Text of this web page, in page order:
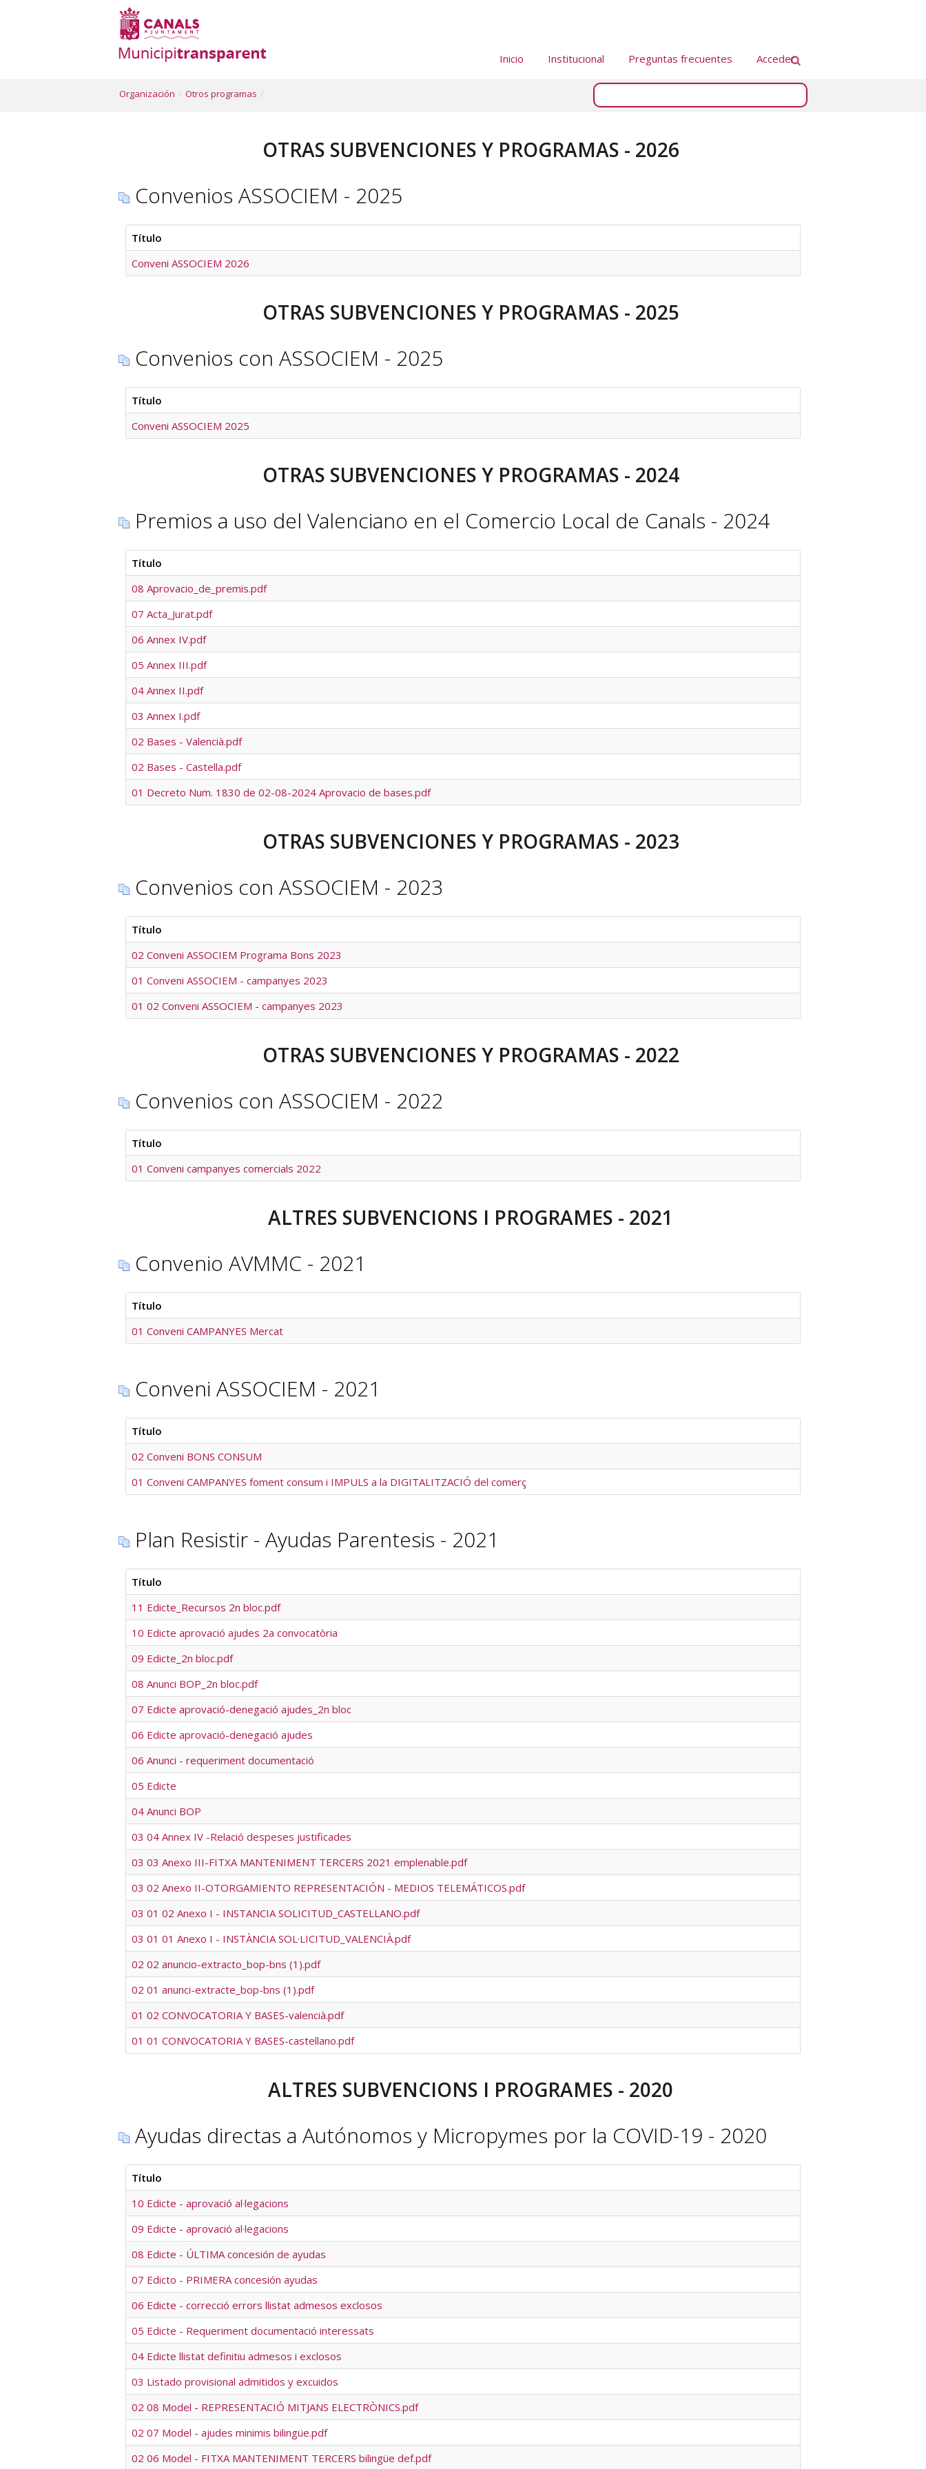
Inicio Institucional Preguntas frecuentes Acceder
Organización / Otros programas /
OTRAS SUBVENCIONES Y PROGRAMAS - 2026
Convenios ASSOCIEM - 2025
Título
Conveni ASSOCIEM 2026
OTRAS SUBVENCIONES Y PROGRAMAS - 2025
Convenios con ASSOCIEM - 2025
Título
Conveni ASSOCIEM 2025
OTRAS SUBVENCIONES Y PROGRAMAS - 2024
Premios a uso del Valenciano en el Comercio Local de Canals - 2024
Título
08 Aprovacio_de_premis.pdf
07 Acta_Jurat.pdf
06 Annex IV.pdf
05 Annex III.pdf
04 Annex II.pdf
03 Annex I.pdf
02 Bases - Valencià.pdf
02 Bases - Castella.pdf
01 Decreto Num. 1830 de 02-08-2024 Aprovacio de bases.pdf
OTRAS SUBVENCIONES Y PROGRAMAS - 2023
Convenios con ASSOCIEM - 2023
Título
02 Conveni ASSOCIEM Programa Bons 2023
01 Conveni ASSOCIEM - campanyes 2023
01 02 Conveni ASSOCIEM - campanyes 2023
OTRAS SUBVENCIONES Y PROGRAMAS - 2022
Convenios con ASSOCIEM - 2022
Título
01 Conveni campanyes comercials 2022
ALTRES SUBVENCIONS I PROGRAMES - 2021
Convenio AVMMC - 2021
Título
01 Conveni CAMPANYES Mercat
Conveni ASSOCIEM - 2021
Título
02 Conveni BONS CONSUM
01 Conveni CAMPANYES foment consum i IMPULS a la DIGITALITZACIÓ del comerç
Plan Resistir - Ayudas Parentesis - 2021
Título
11 Edicte_Recursos 2n bloc.pdf
10 Edicte aprovació ajudes 2a convocatòria
09 Edicte_2n bloc.pdf
08 Anunci BOP_2n bloc.pdf
07 Edicte aprovació-denegació ajudes_2n bloc
06 Edicte aprovació-denegació ajudes
06 Anunci - requeriment documentació
05 Edicte
04 Anunci BOP
03 04 Annex IV -Relació despeses justificades
03 03 Anexo III-FITXA MANTENIMENT TERCERS 2021 emplenable.pdf
03 02 Anexo II-OTORGAMIENTO REPRESENTACIÓN - MEDIOS TELEMÁTICOS.pdf
03 01 02 Anexo I - INSTANCIA SOLICITUD_CASTELLANO.pdf
03 01 01 Anexo I - INSTÀNCIA SOL·LICITUD_VALENCIÀ.pdf
02 02 anuncio-extracto_bop-bns (1).pdf
02 01 anunci-extracte_bop-bns (1).pdf
01 02 CONVOCATORIA Y BASES-valencià.pdf
01 01 CONVOCATORIA Y BASES-castellano.pdf
ALTRES SUBVENCIONS I PROGRAMES - 2020
Ayudas directas a Autónomos y Micropymes por la COVID-19 - 2020
Título
10 Edicte - aprovació al·legacions
09 Edicte - aprovació al·legacions
08 Edicte - ÚLTIMA concesión de ayudas
07 Edicto - PRIMERA concesión ayudas
06 Edicte - correcció errors llistat admesos exclosos
05 Edicte - Requeriment documentació interessats
04 Edicte llistat definitiu admesos i exclosos
03 Listado provisional admitidos y excuidos
02 08 Model - REPRESENTACIÓ MITJANS ELECTRÒNICS.pdf
02 07 Model - ajudes minimis bilingüe.pdf
02 06 Model - FITXA MANTENIMENT TERCERS bilingüe def.pdf